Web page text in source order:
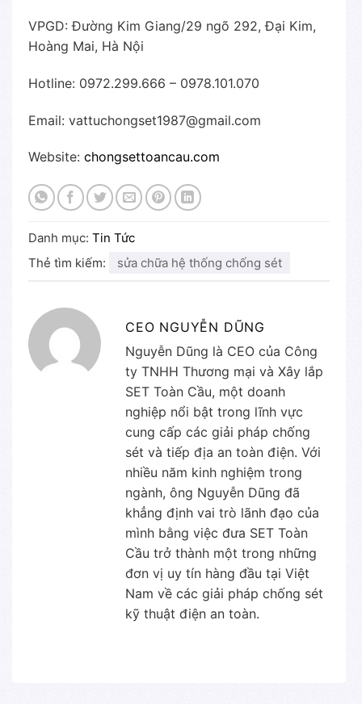
VPGD: Đường Kim Giang/29 ngõ 292, Đại Kim,
Hoàng Mai, Hà Nội
Hotline: 0972.299.666 – 0978.101.070
Email: vattuchongset1987@gmail.com
Website: chongsettoancau.com
Danh mục: Tin Tức
Thẻ tìm kiếm:
sửa chữa hệ thống chống sét
CEO NGUYỄN DŨNG
Nguyễn Dũng là CEO của Công
ty TNHH Thương mại và Xây lắp
SET Toàn Cầu, một doanh
nghiệp nổi bật trong lĩnh vực
cung cấp các giải pháp chống
sét và tiếp địa an toàn điện. Với
nhiều năm kinh nghiệm trong
ngành, ông Nguyễn Dũng đã
khẳng định vai trò lãnh đạo của
mình bằng việc đưa SET Toàn
Cầu trở thành một trong những
đơn vị uy tín hàng đầu tại Việt
Nam về các giải pháp chống sét
kỹ thuật điện an toàn.